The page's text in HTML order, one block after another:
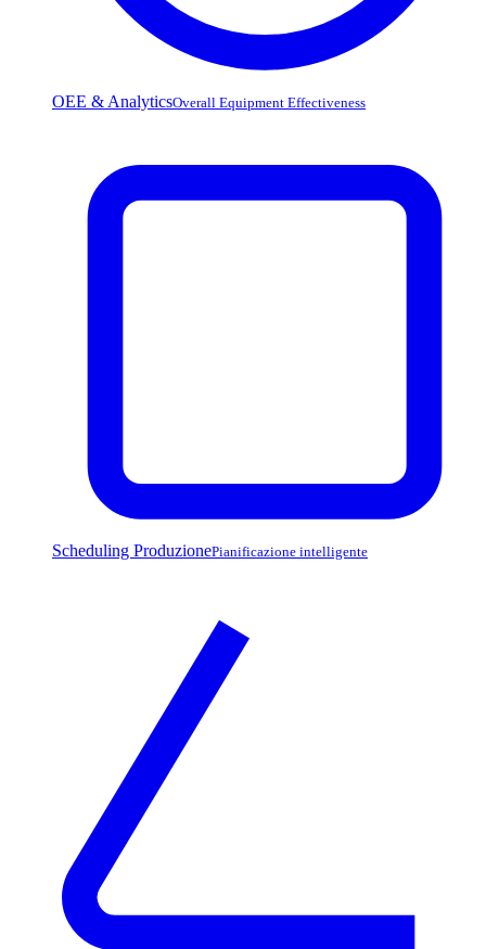
OEE & AnalyticsOverall Equipment Effectiveness
Scheduling ProduzionePianificazione intelligente